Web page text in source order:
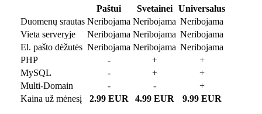
Paštui Svetainei
Universalus
Duomenų srautas Neribojama Neribojama Neribojama
Vieta serveryje
Neribojama Neribojama Neribojama
El. pašto dėžutės Neribojama Neribojama Neribojama
PHP
- +
+
MySQL
- +
+
Multi-Domain
- -
+
Kaina už mėnesį
2.99 EUR 4.99 EUR 9.99 EUR